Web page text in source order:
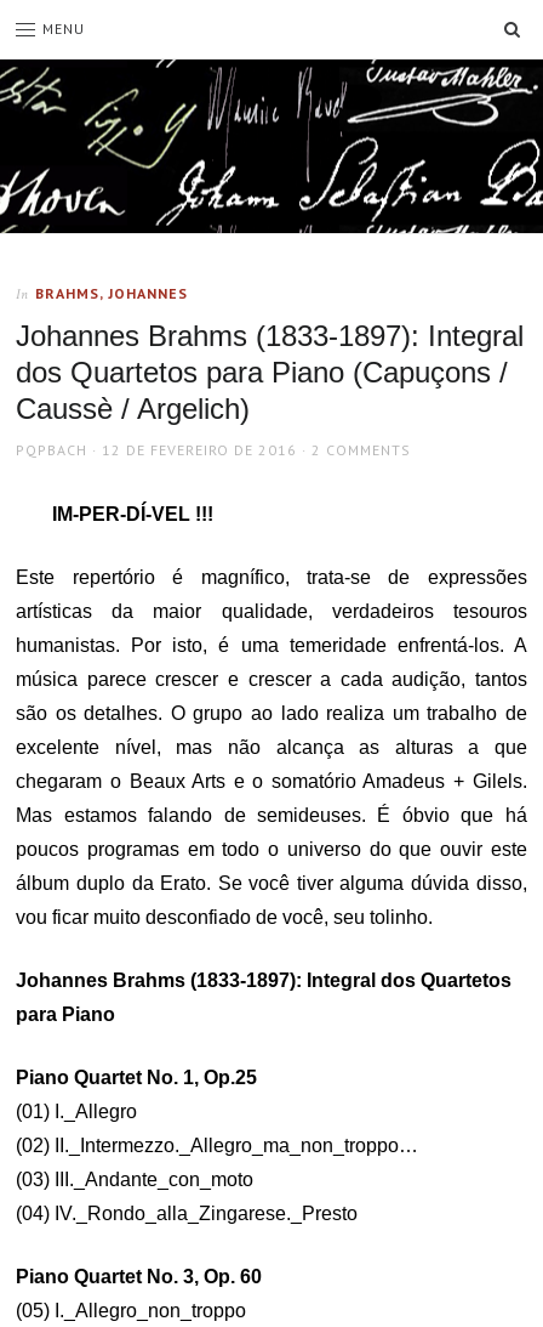
MENU
In BRAHMS, JOHANNES
Johannes Brahms (1833-1897): Integral
dos Quartetos para Piano (Capuçons /
Caussè / Argelich)
AUTHOR
PQPBACH
POSTED
12 DE FEVEREIRO DE 2016 2 COMMENTS
IM-PER-DÍ-VEL !!!
Este repertório é magnífico, trata-se de expressões
artísticas da maior qualidade, verdadeiros tesouros
humanistas. Por isto, é uma temeridade enfrentá-los. A
música parece crescer e crescer a cada audição, tantos
são os detalhes. O grupo ao lado realiza um trabalho de
excelente nível, mas não alcança as alturas a que
chegaram o Beaux Arts e o somatório Amadeus + Gilels.
Mas estamos falando de semideuses. É óbvio que há
poucos programas em todo o universo do que ouvir este
álbum duplo da Erato. Se você tiver alguma dúvida disso,
vou ficar muito desconfiado de você, seu tolinho.
Johannes Brahms (1833-1897): Integral dos Quartetos
para Piano
Piano Quartet No. 1, Op.25
(01) I._Allegro
(02) II._Intermezzo._Allegro_ma_non_troppo…
(03) III._Andante_con_moto
(04) IV._Rondo_alla_Zingarese._Presto
Piano Quartet No. 3, Op. 60
(05) I._Allegro_non_troppo